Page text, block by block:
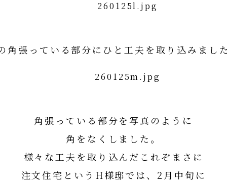
角張っている部分にひと工夫を取り込みまし
角張っている部分を写真のように
角をなくしました。
様々な工夫を取り込んだこれぞまさに
注文住宅というH様邸では、2月中旬に